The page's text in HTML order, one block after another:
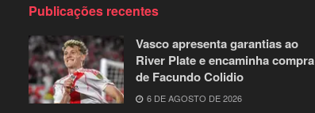
Publicações recentes
Vasco apresenta garantias ao
River Plate e encaminha compra
de Facundo Colidio
6 DE AGOSTO DE 2026